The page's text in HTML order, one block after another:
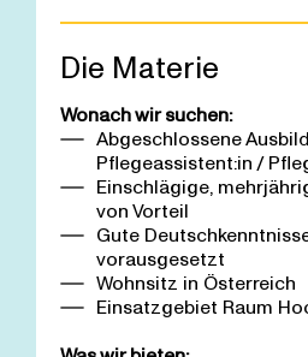
Die Materie
Wonach wir suchen:
Abgeschlossene
Pflegeassistent:in /
Einschlägige,
von Vorteil
Gute
vorausgesetzt
Wohnsitz in Österreich
Einsatzgebiet Raum